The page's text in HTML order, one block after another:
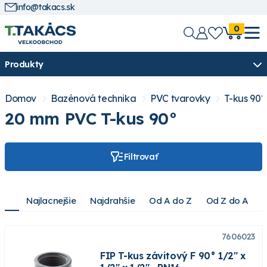
info@takacs.sk
0
Produkty
Domov Bazénová technika PVC tvarovky T-kus 90°
20 mm PVC T-kus 90°
Filtrovať
Najlacnejšie Najdrahšie Od A do Z Od Z do A
7606023
FIP T-kus závitový F 90° 1/2" x